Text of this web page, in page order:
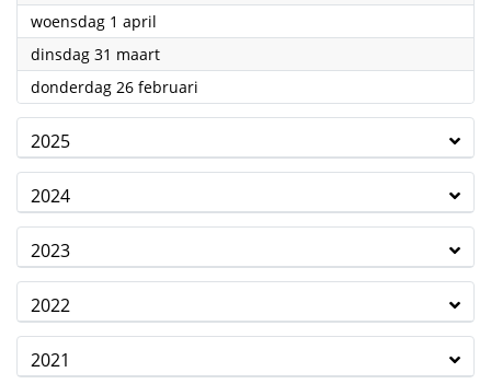
woensdag 1 april
dinsdag 31 maart2026
donderdag 26 februari
2025
2024
2023
2022
2021